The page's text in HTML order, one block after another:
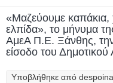
«Μαζεύουμε καπάκια,
ελπίδα», το μήνυμα
ΑμεΑ Π.Ε. Ξάνθης,
είσοδο του
Υποβλήθηκε από despoina